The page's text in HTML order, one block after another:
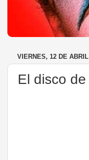
VIERNES, 12 DE
El disco